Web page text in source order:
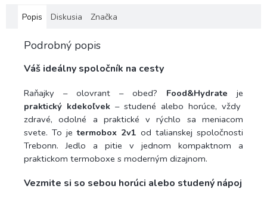
Popis Diskusia Značka
Podrobný popis
Váš ideálny spoločník na cesty
Raňajky – olovrant – obed? Food&Hydrate je
praktický kdekoľvek – studené alebo horúce, vždy
zdravé, odolné a praktické v rýchlo sa meniacom
svete. To jetermobox 2v1 od talianskej spoločnosti
Trebonn. Jedlo a pitie v jednom kompaktnom a
praktickom termoboxe s moderným dizajnom.
Vezmite si so sebou horúci alebo studený nápoj